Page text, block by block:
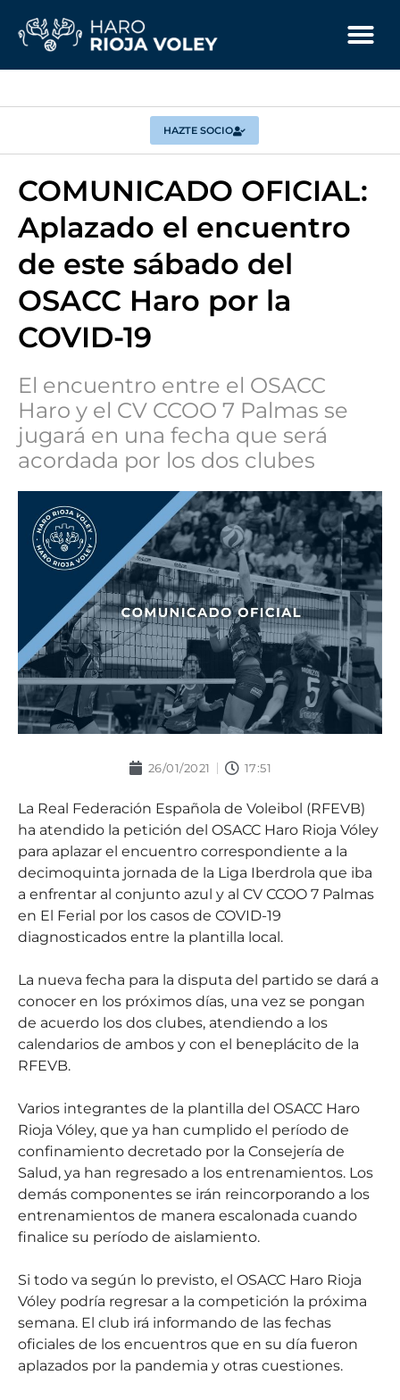
HAZTE SOCIO
COMUNICADO OFICIAL:
Aplazado el encuentro
de este sábado del
OSACC Haro por la
COVID-19
El encuentro entre el OSACC
Haro y el CV CCOO 7 Palmas se
jugará en una fecha que será
acordada por los dos clubes
26/01/2021 17:51
La Real Federación Española de Voleibol (RFEVB)
ha atendido la petición del OSACC Haro Rioja Vóley
para aplazar el encuentro correspondiente a la
decimoquinta jornada de la Liga Iberdrola que iba
a enfrentar al conjunto azul y al CV CCOO 7 Palmas
en El Ferial por los casos de COVID-19
diagnosticados entre la plantilla local.
La nueva fecha para la disputa del partido se dará a
conocer en los próximos días, una vez se pongan
de acuerdo los dos clubes, atendiendo a los
calendarios de ambos y con el beneplácito de la
RFEVB.
Varios integrantes de la plantilla del OSACC Haro
Rioja Vóley, que ya han cumplido el período de
confinamiento decretado por la Consejería de
Salud, ya han regresado a los entrenamientos. Los
demás componentes se irán reincorporando a los
entrenamientos de manera escalonada cuando
finalice su período de aislamiento.
Si todo va según lo previsto, el OSACC Haro Rioja
Vóley podría regresar a la competición la próxima
semana. El club irá informando de las fechas
oficiales de los encuentros que en su día fueron
aplazados por la pandemia y otras cuestiones.